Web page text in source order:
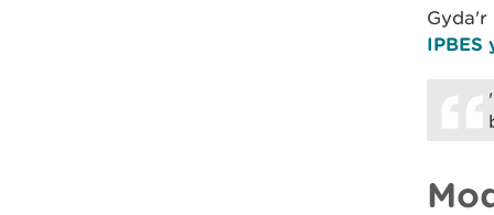
Gyda'r
IPBES